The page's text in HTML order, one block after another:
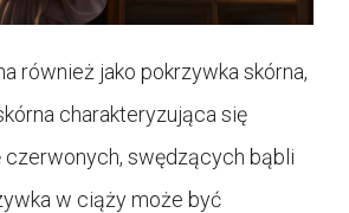
również jako pokrzywka skórna,
charakteryzująca się
czerwonych, swędzących bąbli
w ciąży może być